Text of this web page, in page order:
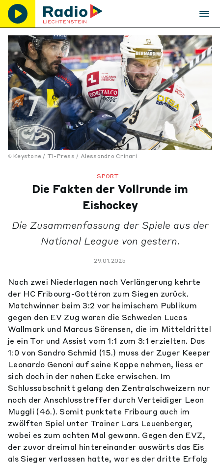
Keystone / TI-Press / Alessandro Crinari
SPORT
Die Fakten der Vollrunde im
Eishockey
Die Zusammenfassung der Spiele aus der
National League von gestern.
29.01.2025
Nach zwei Niederlagen nach Verlängerung kehrte
der HC Fribourg-Gottéron zum Siegen zurück.
Matchwinner beim 3:2 vor heimischem Publikum
gegen den EV Zug waren die Schweden Lucas
Wallmark und Marcus Sörensen, die im Mitteldrittel
je ein Tor und Assist vom 1:1 zum 3:1 erzielten. Das
1:0 von Sandro Schmid (15.) muss der Zuger Keeper
Leonardo Genoni auf seine Kappe nehmen, liess er
sich doch in der nahen Ecke erwischen. Im
Schlussabschnitt gelang den Zentralschweizern nur
noch der Anschlusstreffer durch Verteidiger Leon
Muggli (46.). Somit punktete Fribourg auch im
zwölften Spiel unter Trainer Lars Leuenberger,
wobei es zum achten Mal gewann. Gegen den EVZ,
der zuvor dreimal hintereinander auswärts das Eis
als Sieger verlassen hatte, war es der dritte Erfolg